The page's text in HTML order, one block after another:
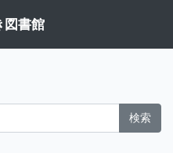
図書館
検索